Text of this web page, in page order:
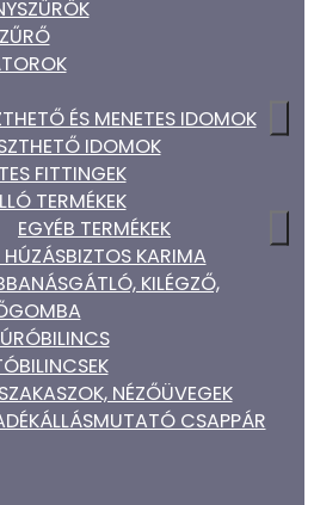
ÉS MENETES IDOMOK
IDOMOK
FITTINGEK
TERMÉKEK
EGYÉB TERMÉKEK
HÚZÁSBIZTOS KARIMA
KILÉGZŐ,
NÉZŐÜVEGEK
CSAPPÁR